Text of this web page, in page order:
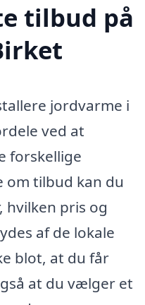
tilbud på
jordvarme i
ved at
forskellige
om tilbud kan du
hvilken pris og
af de lokale
blot, at du får
at du vælger et